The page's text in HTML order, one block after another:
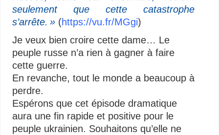
seulement que cette catastrophe
s’arrête. » (https://vu.fr/MGgi)
Je veux bien croire cette dame… Le
peuple russe n’a rien à gagner à faire
cette guerre.
En revanche, tout le monde a beaucoup à
perdre.
Espérons que cet épisode dramatique
aura une fin rapide et positive pour le
peuple ukrainien. Souhaitons qu’elle ne